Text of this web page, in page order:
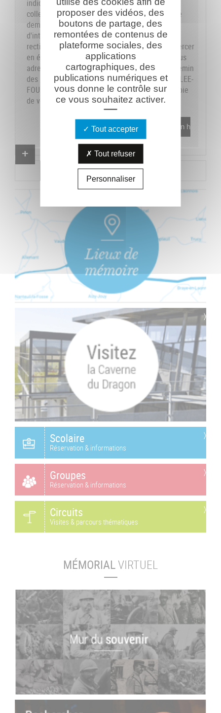
indiquons sur le formulaire les données dont la
collecte est obligatoire pour pouvoir traiter votre
demande. Vous disposez de vos droits
d'interrogation, accès, modification, opposition,
rectification et suppression que vous pouvez exercer
en écrivant au responsable du traitement, en vous
adressant à la Caverne du Dragon-Musée du Chemin
des Dames - RD 18 CD - 02160 OULCHES-LA-VALLEE-
FOULON et en joignant à votre demande une copie
de votre pièce d'identité.En savoir plus
Proposer un combattant
Proposer un document
Scolaire
Réservation & informations
Groupes
Réservation & informations
Circuits
Visites & parcours thématiques
MÉMORIALVIRTUEL
proposer des vidéos, des
boutons de partage, des
remontées de contenus de
plateforme sociales, des
applications
cartographiques, des
publications numériques et
vous donne le contrôle sur
ce vous souhaitez activer.
Tout accepter
Tout refuser
Personnaliser